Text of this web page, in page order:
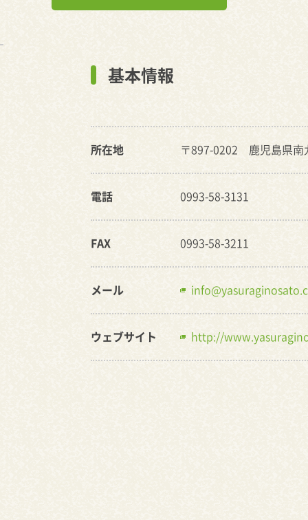
基本情報
所在地 〒897-0202 鹿児島県南
電話 0993-58-3131
FAX 0993-58-3211
メール
ウェブサイト http://